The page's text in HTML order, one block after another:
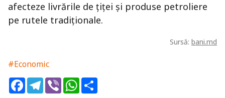
afecteze livrările de țiței și produse petroliere
pe rutele tradiționale.
Sursă: bani.md
#Economic
FacebookTelegram
ViberWhatsApp